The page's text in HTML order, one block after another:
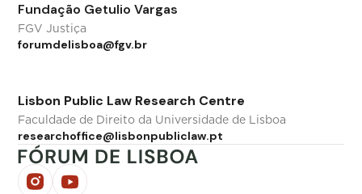
Fundação Getulio Vargas
FGV Justiça
forumdelisboa@fgv.br
Lisbon Public Law Research Centre
Faculdade de Direito da Universidade de Lisboa
researchoffice@lisbonpubliclaw.pt